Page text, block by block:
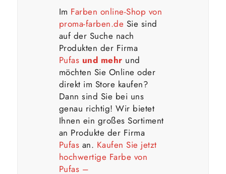
Im Farben online-Shop von
proma-farben.de Sie sind
auf der Suche nach
Produkten der Firma
Pufas und mehr und
möchten Sie Online oder
direkt im Store kaufen?
Dann sind Sie bei uns
genau richtig! Wir bietet
Ihnen ein großes Sortiment
an Produkte der Firma
Pufas an. Kaufen Sie jetzt
hochwertige Farbe von
Pufas –